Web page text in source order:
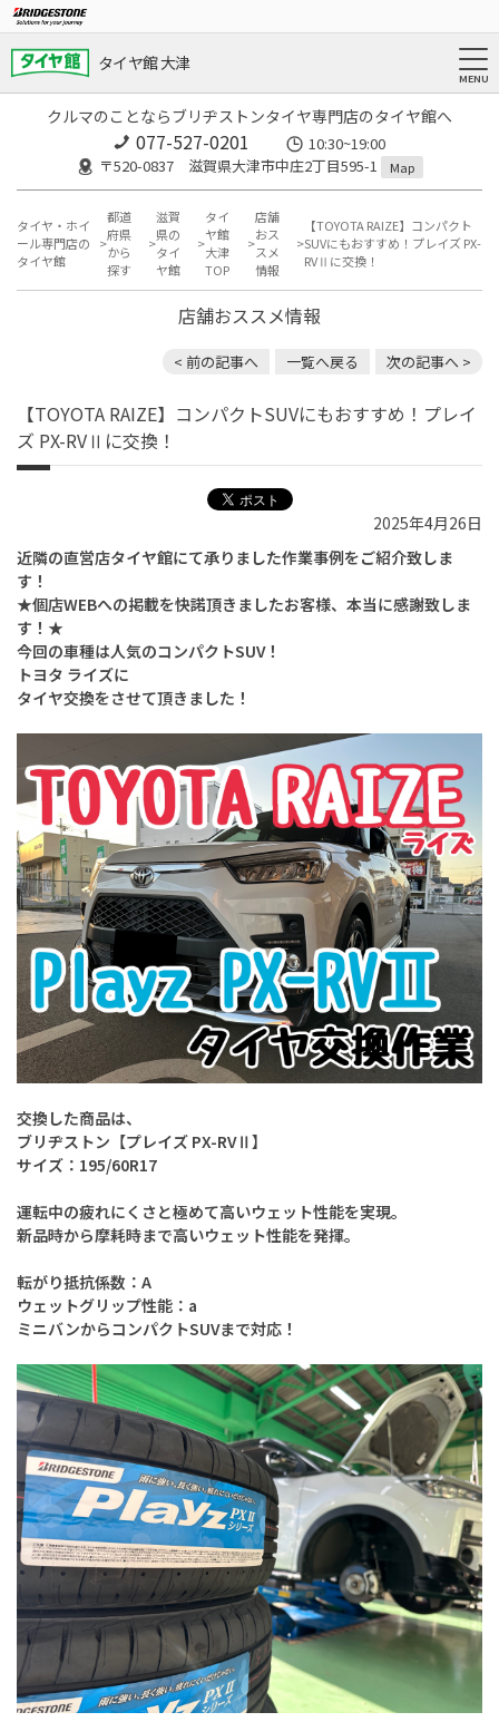
タイヤ館 大津
クルマのことならブリヂストンタイヤ専門店のタイヤ館へ
077-527-0201
10:30~19:00
〒520-0837 滋賀県大津市中庄2丁目595-1
Map
タイヤ・ホイ
ール専門店の
タイヤ館
都道
府県
から
探す
滋賀
県の
タイ
ヤ館
タイ
ヤ館
大津
TOP
店舗
おス
スメ
情報
【TOYOTA RAIZE】コンパクト
SUVにもおすすめ！プレイズ PX-
RVⅡに交換！
店舗おススメ情報
< 前の記事へ 一覧へ戻る 次の記事へ >
【TOYOTA RAIZE】コンパクトSUVにもおすすめ！プレイ
ズ PX-RVⅡに交換！
2025年4月26日
近隣の直営店タイヤ館にて承りました作業事例をご紹介致しま
す！
★個店WEBへの掲載を快諾頂きましたお客様、本当に感謝致しま
す！★
今回の車種は人気のコンパクトSUV！
トヨタ ライズに
タイヤ交換をさせて頂きました！
交換した商品は、
ブリヂストン【プレイズ PX-RVⅡ】
サイズ：195/60R17
運転中の疲れにくさと極めて高いウェット性能を実現。
新品時から摩耗時まで高いウェット性能を発揮。
転がり抵抗係数：A
ウェットグリップ性能：a
ミニバンからコンパクトSUVまで対応！